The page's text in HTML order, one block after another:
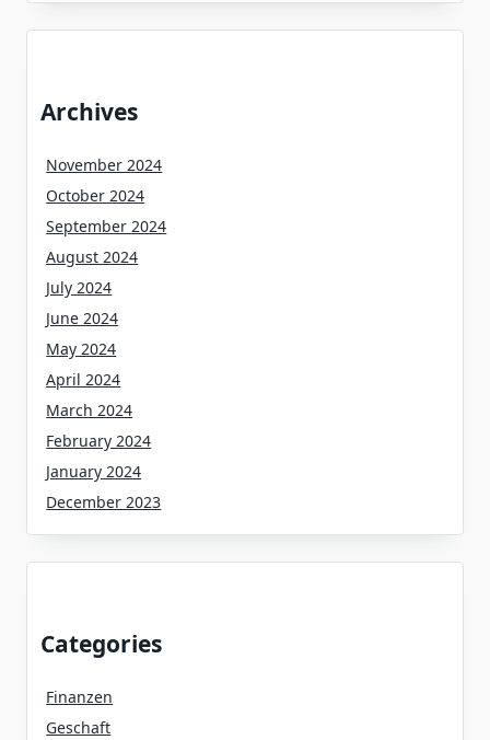
Archives
November 2024
October 2024
September 2024
August 2024
July 2024
June 2024
May 2024
April 2024
March 2024
February 2024
January 2024
December 2023
Categories
Finanzen
Geschaft